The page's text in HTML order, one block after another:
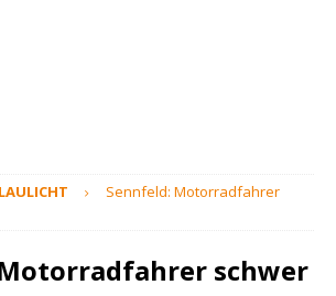
Sennfeld: Motorradfahrer
schwer